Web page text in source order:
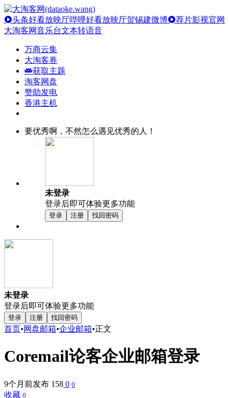
头条好看放映厅哔哩好看放映厅贺锡建微博
荐片影视官网
大淘客网音乐台文本转语音
万商云集
大淘客券
获取主题
淘客网盘
赞助发电
香港主机
要优秀啊，不然怎么遇见优秀的人！
未登录
登录后即可体验更多功能
登录 注册 找回密码
未登录
登录后即可体验更多功能
登录 注册 找回密码
首页•网盘邮箱•企业邮箱•正文
Coremail论客企业邮箱登录
9个月前发布 158 0 0
收藏 0